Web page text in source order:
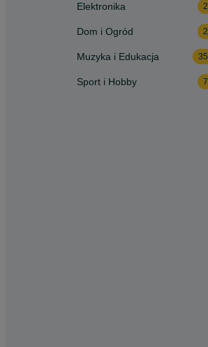
Elektronika 2
Dom i Ogród 2
Muzyka i Edukacja 35
Sport i Hobby 7